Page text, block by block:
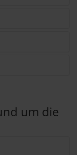
um die